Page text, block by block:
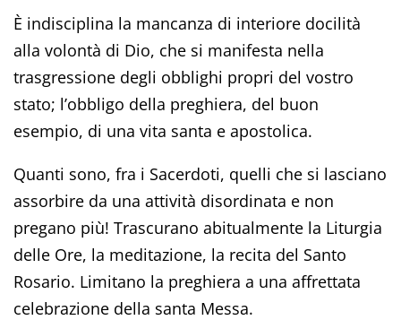
È indisciplina la mancanza di interiore docilità
alla volontà di Dio, che si manifesta nella
trasgressione degli obblighi propri del vostro
stato; l’obbligo della preghiera, del buon
esempio, di una vita santa e apostolica.
Quanti sono, fra i Sacerdoti, quelli che si lasciano
assorbire da una attività disordinata e non
pregano più! Trascurano abitualmente la Liturgia
delle Ore, la meditazione, la recita del Santo
Rosario. Limitano la preghiera a una affrettata
celebrazione della santa Messa.